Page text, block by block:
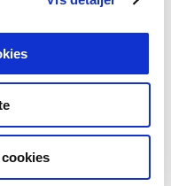
i niveauet fra 3.000 kr. til
af anden lovgivning end
euforiserende stoffer,
statsborgerskab,